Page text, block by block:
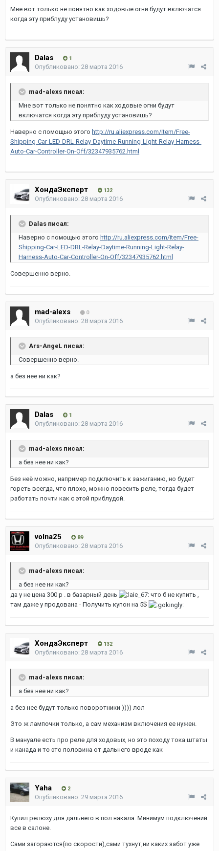
Мне вот только не понятно как ходовые огни будут включатся
когда эту приблуду установишь?
Dalas 1
Опубликовано: 28 марта 2016
mad-alexs писал:
Мне вот только не понятно как ходовые огни будут
включатся когда эту приблуду установишь?
Наверно с помощью этого http://ru.aliexpress.com/item/Free-
Shipping-Car-LED-DRL-Relay-Daytime-Running-Light-Relay-Harness-
Auto-Car-Controller-On-Off/32347935762.html
ХондаЭксперт 132
Опубликовано: 28 марта 2016
Dalas писал:
Наверно с помощью этого http://ru.aliexpress.com/item/Free-
Shipping-Car-LED-DRL-Relay-Daytime-Running-Light-Relay-
Harness-Auto-Car-Controller-On-Off/32347935762.html
Совершенно верно.
mad-alexs 0
Опубликовано: 28 марта 2016
Ars-AngeL писал:
Совершенно верно.
а без нее ни как?
Dalas 1
Опубликовано: 28 марта 2016
mad-alexs писал:
а без нее ни как?
Без неё можно, например подключить к зажиганию, но будет
гореть всегда, что плохо, можно повесить реле, тогда будет
работать почти как с этой приблудой.
volna25 89
Опубликовано: 28 марта 2016
mad-alexs писал:
а без нее ни как?
да у не цена 300 р . в базарный день
что б не купить ,
там даже у продована - Получить купон на 5$
ХондаЭксперт 132
Опубликовано: 28 марта 2016
mad-alexs писал:
а без нее ни как?
а без нее будут только поворотники )))) лол
Это ж лампочки только, а сам механизм включения ее нужен.
В мануале есть про реле для ходовых, но это походу тока штаты
и канада и то это половина от дальнего вроде как
Yaha 2
Опубликовано: 29 марта 2016
Купил релюху для дальнего в пол накала. Минимум подключений
все в салоне.
Сами загораются(по скорости),сами тухнут,ни каких забот уже